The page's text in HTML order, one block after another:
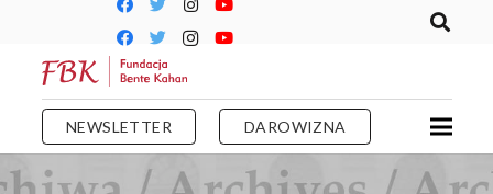
NEWSLETTER DAROWIZNA